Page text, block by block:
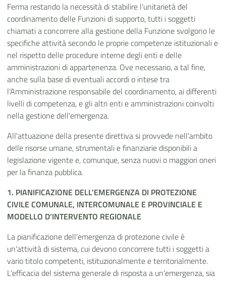
Ferma restando la necessità di stabilire l'unitarietà del
coordinamento delle Funzioni di supporto, tutti i soggetti
chiamati a concorrere alla gestione della Funzione svolgono le
specifiche attività secondo le proprie competenze istituzionali e
nel rispetto delle procedure interne degli enti e delle
amministrazioni di appartenenza. Ove necessario, a tal fine,
anche sulla base di eventuali accordi o intese tra
l'Amministrazione responsabile del coordinamento, ai differenti
livelli di competenza, e gli altri enti e amministrazioni coinvolti
nella gestione dell'emergenza.
All'attuazione della presente direttiva si provvede nell'ambito
delle risorse umane, strumentali e finanziarie disponibili a
legislazione vigente e, comunque, senza nuovi o maggiori oneri
per la finanza pubblica.
1. PIANIFICAZIONE DELL'EMERGENZA DI PROTEZIONE
CIVILE COMUNALE, INTERCOMUNALE E PROVINCIALE E
MODELLO D’INTERVENTO REGIONALE
La pianificazione dell'emergenza di protezione civile è
un'attività di sistema, cui devono concorrere tutti i soggetti a
vario titolo competenti, istituzionalmente e territorialmente.
L'efficacia del sistema generale di risposta a un'emergenza, sia